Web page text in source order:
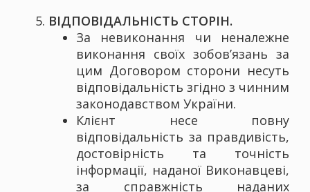
ВІДПОВІДАЛЬНІСТЬ СТОРІН.
За невиконання чи неналежне
виконання своїх зобов’язань за
цим Договором сторони несуть
відповідальність згідно з чинним
законодавством України.
Клієнт несе повну
відповідальність за правдивість,
достовірність та точність
інформації, наданої Виконавцеві,
за справжність наданих